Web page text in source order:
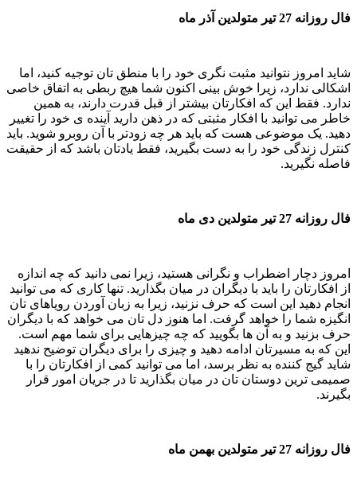
فال روزانه 27 تیر متولدین آذر ماه
شاید امروز نتوانید مثبت نگری خود را با منطق تان توجیه کنید، اما
اشکالی ندارد، زیرا خوش بینی اکنون شما هیچ ربطی به اتفاق خاصی
ندارد. فقط این که افکارتان بیشتر از قبل قدرت دارند، به همین
خاطر می توانید با افکار مثبتی که در ذهن دارید آینده ی خود را تغییر
دهید. یک موضوعی هست که باید هر چه زودتر با آن روبرو شوید. باید
کنترل زندگی خود را به دست بگیرید، فقط یادتان باشد که از حقیقت
فاصله نگیرید.
فال روزانه 27 تیر متولدین دی ماه
امروز دچار اضطراب و نگرانی هستید، زیرا نمی دانید که چه اندازه
از افکارتان را باید با دیگران در میان بگذارید. تنها کاری که می توانید
انجام دهید این است که حرف نزنید، زیرا به زبان آوردن رویاهای تان
انگیزه شما را خواهد گرفت. اما هنوز دل تان می خواهد که با دیگران
حرف بزنید و به آن ها بگویید که چه چیزهایی برای شما مهم است.
این که به مسیرتان ادامه دهید و چیزی را برای دیگران توضیح ندهید
شاید گیج کننده به نظر برسد، اما می توانید کمی از افکارتان را با
صمیمی ترین دوستان تان در میان بگذارید تا در جریان امور قرار
بگیرند.
فال روزانه 27 تیر متولدین بهمن ماه